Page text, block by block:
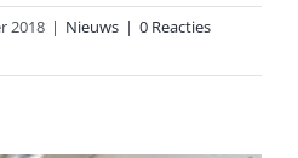
2018 | Nieuws | 0 Reacties